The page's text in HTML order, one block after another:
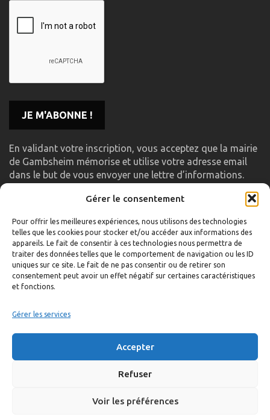
Gérer le consentement
Pour offrir les meilleures expériences, nous utilisons des technologies
telles que les cookies pour stocker et/ou accéder aux informations des
appareils. Le fait de consentir à ces technologies nous permettra de
traiter des données telles que le comportement de navigation ou les ID
uniques sur ce site. Le fait de ne pas consentir ou de retirer son
consentement peut avoir un effet négatif sur certaines caractéristiques
et fonctions.
Gérer les services
Accepter
Refuser
Voir les préférences
En validant votre inscription, vous acceptez que la mairie
de Gambsheim mémorise et utilise votre adresse email
dans le but de vous envoyer une lettre d’informations.
LIENS UTILES
Accueil
Formulaire de contact
Gambs TV
Mentions légales